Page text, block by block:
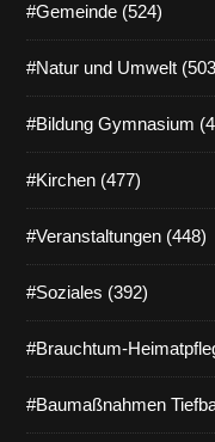
Nach Stegneubau
#Gemeinde (524)
#Natur und Umwelt
#Bildung Gymnasium
#Kirchen (477)
#Veranstaltungen (448)
#Soziales (392)
#Brauchtum-
#Baumaßnahmen